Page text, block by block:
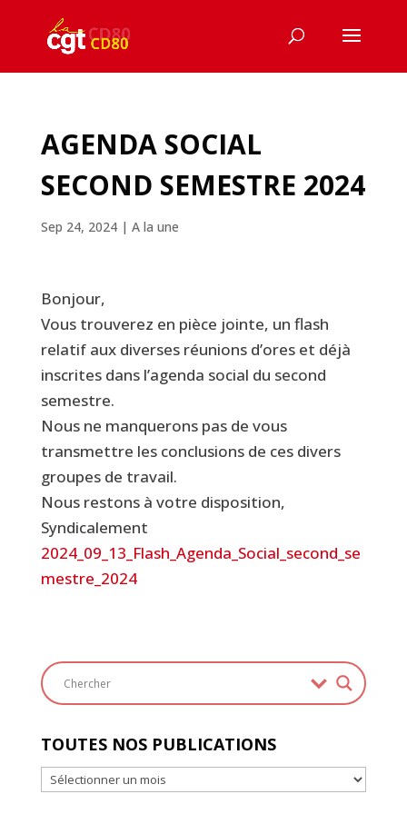
AGENDA SOCIAL
SECOND SEMESTRE 2024
Sep 24, 2024| A la une
Bonjour,
Vous trouverez en pièce jointe, un flash
relatif aux diverses réunions d’ores et déjà
inscrites dans l’agenda social du second
semestre.
Nous ne manquerons pas de vous
transmettre les conclusions de ces divers
groupes de travail.
Nous restons à votre disposition,
Syndicalement
2024_09_13_Flash_Agenda_Social_second_se
mestre_2024
TOUTES NOS PUBLICATIONS
Toutes